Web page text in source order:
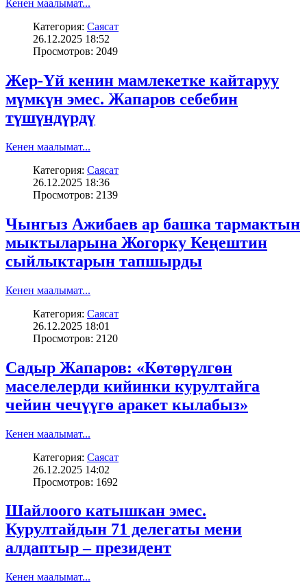
Кенен маалымат...
Категория: Саясат
26.12.2025 18:52
Просмотров: 2049
Жер-Үй кенин мамлекетке кайтаруу
мүмкүн эмес. Жапаров себебин
түшүндүрдү
Кенен маалымат...
Категория: Саясат
26.12.2025 18:36
Просмотров: 2139
Чынгыз Ажибаев ар башка тармактын
мыктыларына Жогорку Кеңештин
сыйлыктарын тапшырды
Кенен маалымат...
Категория: Саясат
26.12.2025 18:01
Просмотров: 2120
Садыр Жапаров: «Көтөрүлгөн
маселелерди кийинки курултайга
чейин чечүүгө аракет кылабыз»
Кенен маалымат...
Категория: Саясат
26.12.2025 14:02
Просмотров: 1692
Шайлоого катышкан эмес.
Курултайдын 71 делегаты мени
алдаптыр – президент
Кенен маалымат...